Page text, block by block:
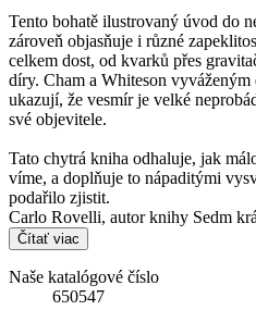
Tento bohatě ilustrovaný úvod do
zároveň objasňuje i různé
celkem dost, od kvarků přes
díry. Cham a Whiteson
ukazují, že vesmír je velké
své objevitele.
Tato chytrá kniha odhaluje, jak
víme, a doplňuje to nápaditými
podařilo zjistit.
Carlo Rovelli, autor knihy Sedm
Čítať viac
Naše katalógové číslo
650547